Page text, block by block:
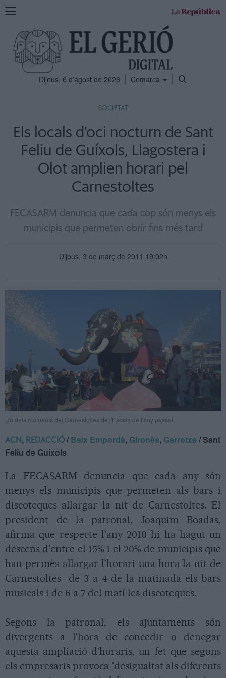
Mostra
navegació
Dijous, 6 d'agost de 2026 Comarca
SOCIETAT
Els locals d'oci nocturn de Sant
Feliu de Guíxols, Llagostera i
Olot amplien horari pel
Carnestoltes
FECASARM denuncia que cada cop són menys els
municipis que permeten obrir fins més tard
Dijous, 3 de març de 2011 19:02h
Un dels moments del Carnestoltes de l'Escala de l'any passat
ACN, REDACCIÓ /Baix Empordà, Gironès, Garrotxa / Sant
Feliu de Guíxols
La FECASARM denuncia que cada any són
menys els municipis que permeten als bars i
discoteques allargar la nit de Carnestoltes. El
president de la patronal, Joaquim Boadas,
afirma que respecte l'any 2010 hi ha hagut un
descens d'entre el 15% i el 20% de municipis que
han permès allargar l'horari una hora la nit de
Carnestoltes -de 3 a 4 de la matinada els bars
musicals i de 6 a 7 del matí les discoteques.
Segons la patronal, els ajuntaments són
divergents a l'hora de concedir o denegar
aquesta ampliació d'horaris, un fet que segons
els empresaris provoca 'desigualtat als diferents